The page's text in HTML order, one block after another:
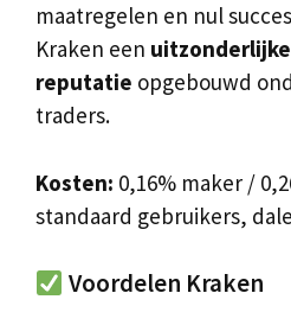
maatregelen en nul
Kraken een uitzonderlijke
reputatie opgebouwd
traders.
Kosten: 0,16% maker /
standaard gebruikers,
Voordelen Kraken